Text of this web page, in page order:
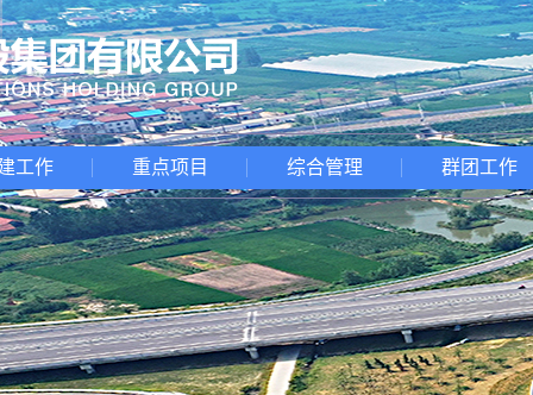
工作 重点项目 综合管理 群团工作